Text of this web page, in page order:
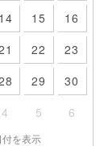
14 15
16
22
23
29
30
4 5 6
を表示